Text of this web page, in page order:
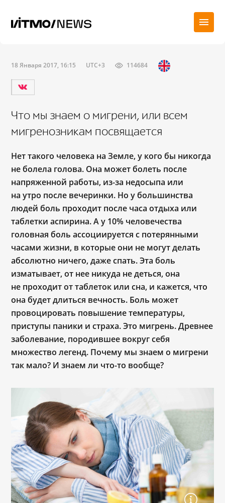
18 Января 2017, 16:15 UTC+3 114684
Что мы знаем о мигрени, или всем
мигренозникам посвящается
Нет такого человека на Земле, у кого бы никогда
не болела голова. Она может болеть после
напряженной работы, из-за недосыпа или
на утро после вечеринки. Но у большинства
людей боль проходит после часа отдыха или
таблетки аспирина. А у 10% человечества
головная боль ассоциируется с потерянными
часами жизни, в которые они не могут делать
абсолютно ничего, даже спать. Эта боль
изматывает, от нее никуда не деться, она
не проходит от таблеток или сна, и кажется, что
она будет длиться вечность. Боль может
провоцировать повышение температуры,
приступы паники и страха. Это мигрень. Древнее
заболевание, породившее вокруг себя
множество легенд. Почему мы знаем о мигрени
так мало? И знаем ли что-то вообще?